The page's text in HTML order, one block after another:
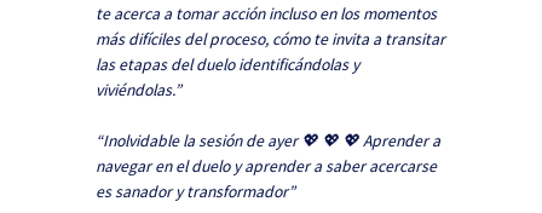
te acerca a tomar acción incluso en los momentos
más difíciles del proceso, cómo te invita a transitar
las etapas del duelo identificándolas y
viviéndolas.”
“Inolvidable la sesión de ayer 💖 💖 💖 Aprender a
navegar en el duelo y aprender a saber acercarse
es sanador y transformador”